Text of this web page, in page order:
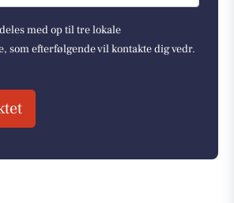
med op til tre lokale
som efterfølgende vil kontakte dig vedr.